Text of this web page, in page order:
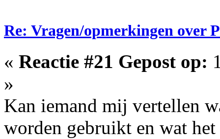
Re: Vragen/opmerkingen over
« Reactie #21 Gepost op:
»
Kan iemand mij vertellen
worden gebruikt en wat het